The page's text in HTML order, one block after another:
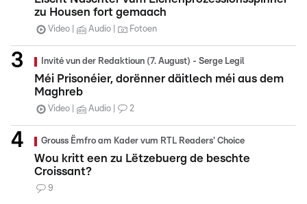
zu Housen fort gemaach
Video Audio Fotoen
Invité vun der Redaktioun (7. August) - Serge Legil
Méi Prisonéier, dorënner däitlech méi aus dem
Maghreb
Video Audio 2
Grouss Ëmfro am Kader vum RTL Readers' Choice
Wou kritt een zu Lëtzebuerg de beschte
Croissant?
9